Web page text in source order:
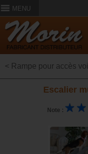
MENU
< Rampe pour accès
Escalier
Note :